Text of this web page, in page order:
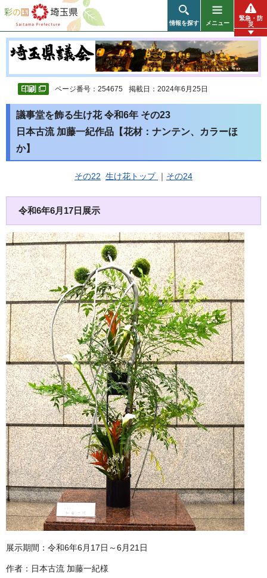
彩の国 埼玉県
情報を探す メニュー
緊急・防
災
ページ番号：254675 掲載日：2024年6月25日
議事堂を飾る生け花 令和6年 その23
日本古流 加藤一紀作品【花材：ナンテン、カラーほ
か】
その22 生け花トップ ｜ その24
令和6年6月17日展示
展示期間：令和6年6月17日～6月21日
作者：日本古流 加藤一紀様